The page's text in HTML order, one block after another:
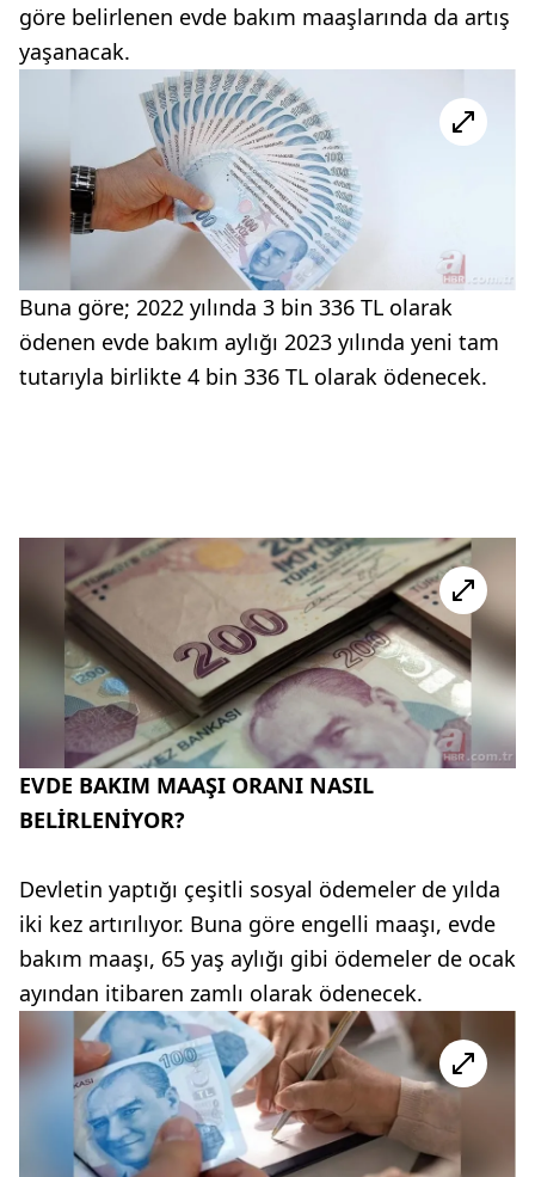
göre belirlenen evde bakım maaşlarında da artış
yaşanacak.
Buna göre; 2022 yılında 3 bin 336 TL olarak
ödenen evde bakım aylığı 2023 yılında yeni tam
tutarıyla birlikte 4 bin 336 TL olarak ödenecek.
EVDE BAKIM MAAŞI ORANI NASIL
BELİRLENİYOR?
Devletin yaptığı çeşitli sosyal ödemeler de yılda
iki kez artırılıyor. Buna göre engelli maaşı, evde
bakım maaşı, 65 yaş aylığı gibi ödemeler de ocak
ayından itibaren zamlı olarak ödenecek.